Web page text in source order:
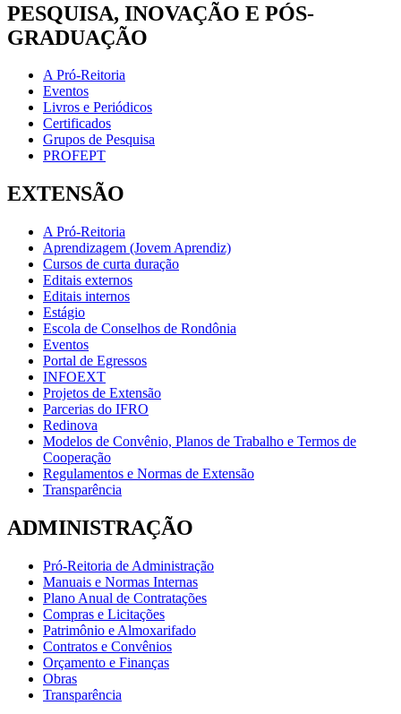
PESQUISA, INOVAÇÃO E PÓS-
GRADUAÇÃO
A Pró-Reitoria
Eventos
Livros e Periódicos
Certificados
Grupos de Pesquisa
PROFEPT
EXTENSÃO
A Pró-Reitoria
Aprendizagem (Jovem Aprendiz)
Cursos de curta duração
Editais externos
Editais internos
Estágio
Escola de Conselhos de Rondônia
Eventos
Portal de Egressos
INFOEXT
Projetos de Extensão
Parcerias do IFRO
Redinova
Modelos de Convênio, Planos de Trabalho e Termos de
Cooperação
Regulamentos e Normas de Extensão
Transparência
ADMINISTRAÇÃO
Pró-Reitoria de Administração
Manuais e Normas Internas
Plano Anual de Contratações
Compras e Licitações
Patrimônio e Almoxarifado
Contratos e Convênios
Orçamento e Finanças
Obras
Transparência